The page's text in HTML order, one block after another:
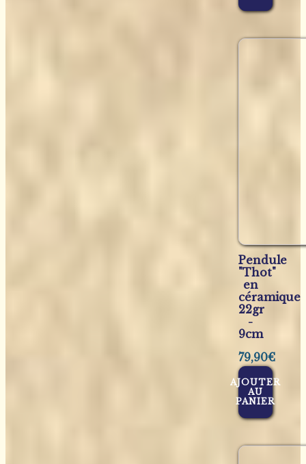
Pendule
"Thot"
en
céramique
22gr
-
9cm
79,90€
AJOUTER
AU
PANIER